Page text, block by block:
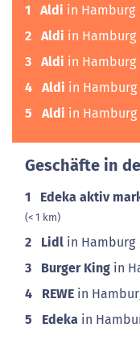
1 Aldi in Hamburg
2 Aldi in
3 Aldi in
4 Aldi in
5 Aldi in
Geschäfte in
1 Edeka aktiv
(< 1 km)
2 Lidl in
3 Burger King in
4 REWE in
5 Edeka in